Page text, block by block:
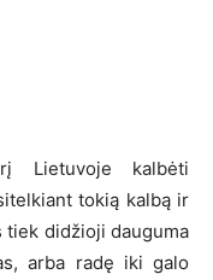
Lietuvoje kalbėti
tokią kalbą ir
didžioji dauguma
arba radę iki galo